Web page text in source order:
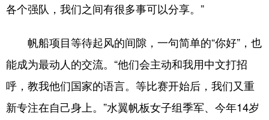
各个强队，我们之间有很多事可以分享。”
帆船项目等待起风的间隙，一句简单的“你好”，也
能成为最动人的交流。“他们会主动和我用中文打招
呼，教我他们国家的语言。等比赛开始后，我们又重
新专注在自己身上。”水翼帆板女子组季军、今年14岁